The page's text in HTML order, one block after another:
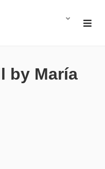
by María